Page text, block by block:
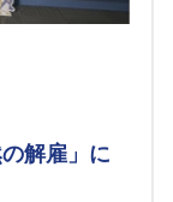
解雇」に